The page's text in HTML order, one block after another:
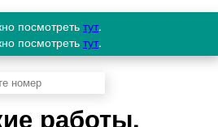
посмотреть тут.
посмотреть тут.
работы.